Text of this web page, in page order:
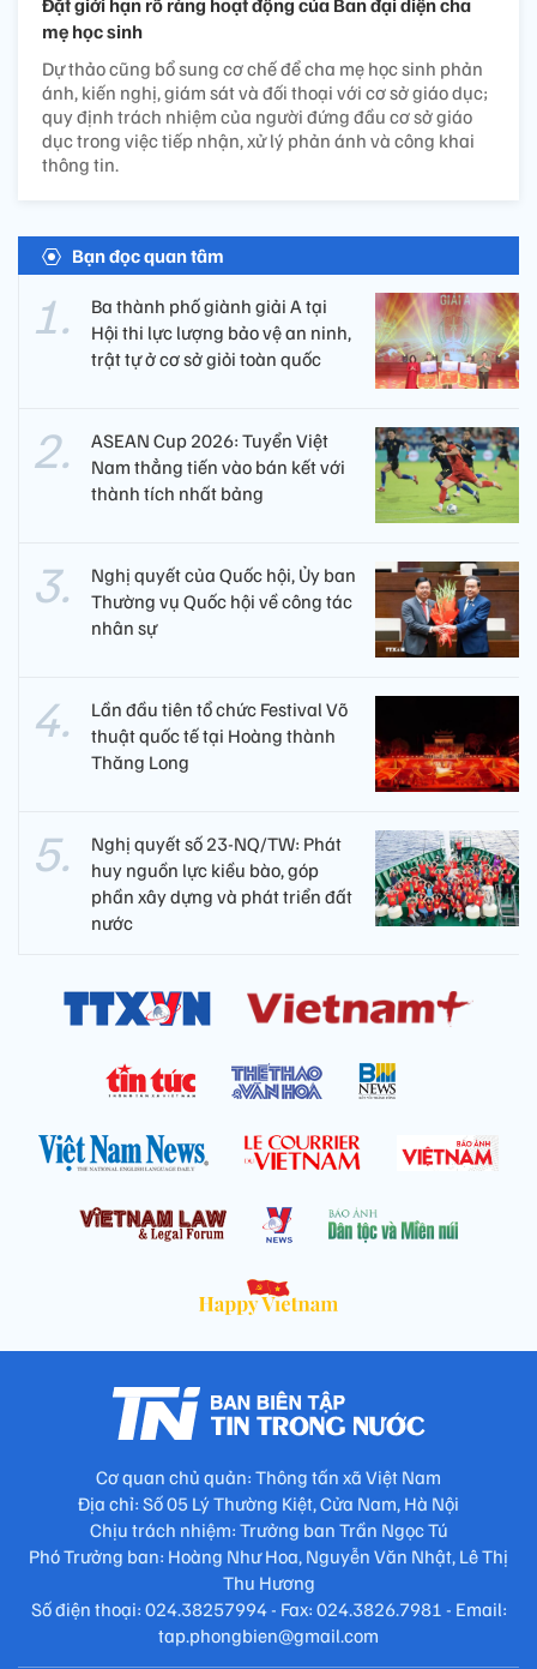
Đặt giới hạn rõ ràng hoạt động của Ban đại diện cha
mẹ học sinh
Dự thảo cũng bổ sung cơ chế để cha mẹ học sinh phản
ánh, kiến nghị, giám sát và đối thoại với cơ sở giáo dục;
quy định trách nhiệm của người đứng đầu cơ sở giáo
dục trong việc tiếp nhận, xử lý phản ánh và công khai
thông tin.
Bạn đọc quan tâm
Ba thành phố giành giải A tại
Hội thi lực lượng bảo vệ an ninh,
trật tự ở cơ sở giỏi toàn quốc
ASEAN Cup 2026: Tuyển Việt
Nam thẳng tiến vào bán kết với
thành tích nhất bảng
Nghị quyết của Quốc hội, Ủy ban
Thường vụ Quốc hội về công tác
nhân sự
Lần đầu tiên tổ chức Festival Võ
thuật quốc tế tại Hoàng thành
Thăng Long
Nghị quyết số 23-NQ/TW: Phát
huy nguồn lực kiều bào, góp
phần xây dựng và phát triển đất
nước
Cơ quan chủ quản: Thông tấn xã Việt Nam
Địa chỉ: Số 05 Lý Thường Kiệt, Cửa Nam, Hà Nội
Chịu trách nhiệm: Trưởng ban Trần Ngọc Tú
Phó Trưởng ban: Hoàng Như Hoa, Nguyễn Văn Nhật, Lê Thị
Thu Hương
Số điện thoại: 024.38257994 - Fax: 024.3826.7981 - Email:
tap.phongbien@gmail.com